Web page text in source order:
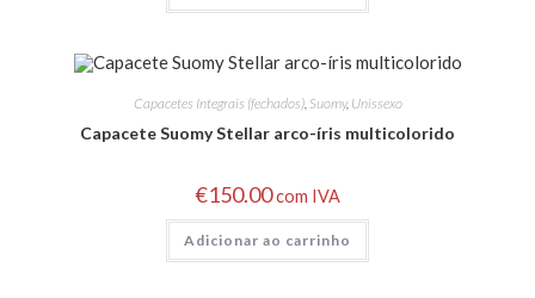
Capacetes Integrais (fechados), Suomy, Unissexo
Capacete Suomy Stellar arco-íris multicolorido
€150.00com IVA
Adicionar ao carrinho